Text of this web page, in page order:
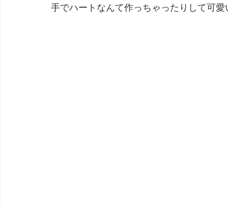
劇団 Avan 劇伴が出来るまでを追ったドキュメンタリー
手でハートなんて作っちゃったりして可